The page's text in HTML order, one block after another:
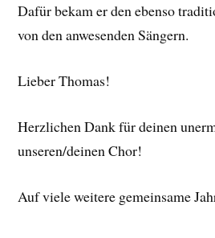
Dafür bekam er den ebenso
von den anwesenden Sängern.
Lieber Thomas!
Herzlichen Dank für deinen
unseren/deinen Chor!
Auf viele weitere gemeinsame